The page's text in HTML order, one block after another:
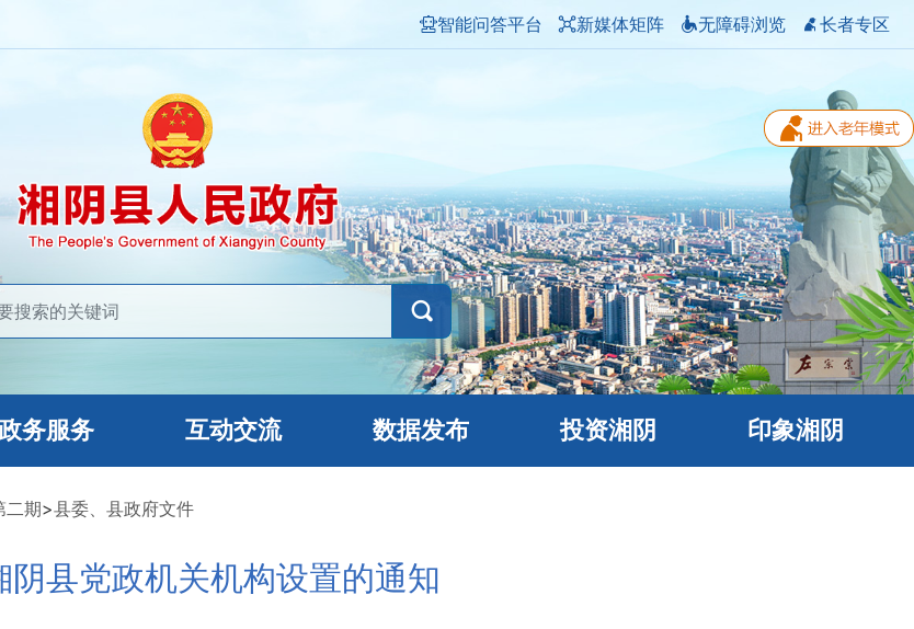
智能问答平台 新媒体矩阵 无障碍浏览 长者专区
务服务 互动交流 数据发布 投资湘阴 印象湘阴
二期>县委、县政府文件
阴县党政机关机构设置的通知